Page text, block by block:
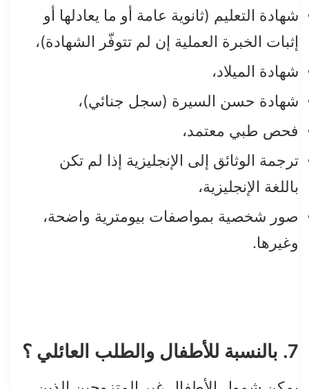
شهادة التعليم (ثانوية عامة أو ما يعادلها أو
إثبات الخبرة العملية إن لم تتوفّر الشهادة)،
شهادة الميلاد،
شهادة حسن السيرة (سجل جنائي)،
فحص طبي معتمد،
ترجمة الوثائق إلى الإنجليزية إذا لم تكن
باللغة الإنجليزية،
صور شخصية بمواصفات بيومترية واضحة،
وغيرها.
7. بالنسبة للأطفال والطلب العائلي ؟